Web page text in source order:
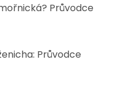
Průvodce
Průvodce